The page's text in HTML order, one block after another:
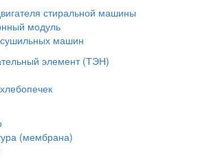
стиральной машины
модуль
машин
элемент (ТЭН)
(мембрана)